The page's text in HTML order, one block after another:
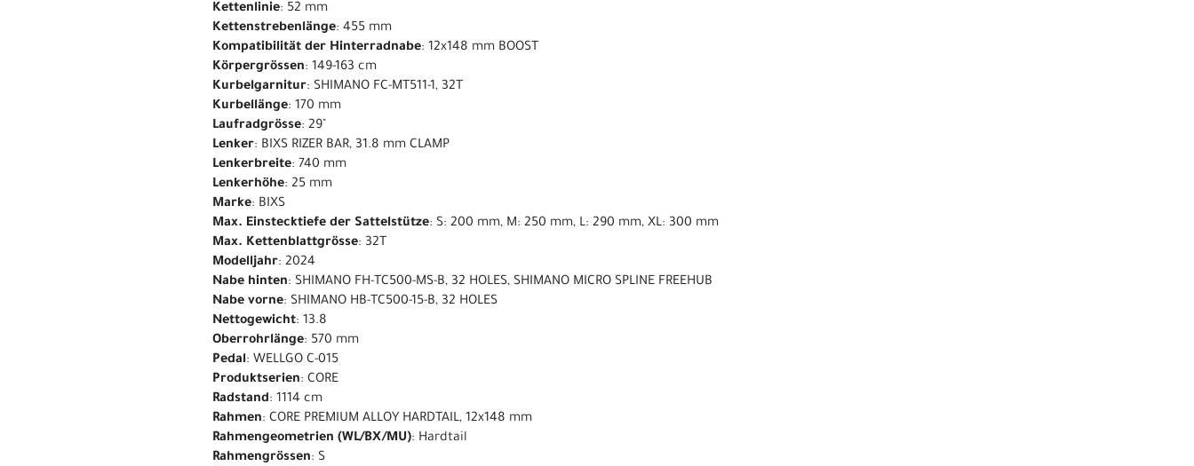
Kettenlinie: 52 mm
Kettenstrebenlänge: 455 mm
Kompatibilität der Hinterradnabe: 12x148 mm BOOST
Körpergrössen: 149-163 cm
Kurbelgarnitur: SHIMANO FC-MT511-1, 32T
Kurbellänge: 170 mm
Laufradgrösse: 29"
Lenker: BIXS RIZER BAR, 31.8 mm CLAMP
Lenkerbreite: 740 mm
Lenkerhöhe: 25 mm
Marke: BIXS
Max. Einstecktiefe der Sattelstütze: S: 200 mm, M: 250 mm, L: 290 mm, XL: 300 mm
Max. Kettenblattgrösse: 32T
Modelljahr: 2024
Nabe hinten: SHIMANO FH-TC500-MS-B, 32 HOLES, SHIMANO MICRO SPLINE FREEHUB
Nabe vorne: SHIMANO HB-TC500-15-B, 32 HOLES
Nettogewicht: 13.8
Oberrohrlänge: 570 mm
Pedal: WELLGO C-015
Produktserien: CORE
Radstand: 1114 cm
Rahmen: CORE PREMIUM ALLOY HARDTAIL, 12x148 mm
Rahmengeometrien (WL/BX/MU): Hardtail
Rahmengrössen: S